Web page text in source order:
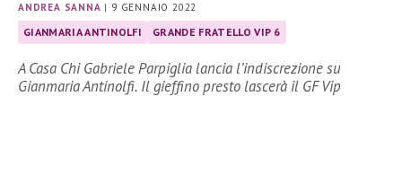
ANDREA SANNA | 9 GENNAIO 2022
GIANMARIA ANTINOLFI GRANDE FRATELLO VIP 6
A Casa Chi Gabriele Parpiglia lancia l’indiscrezione su
Gianmaria Antinolfi. Il gieffino presto lascerà il GF Vip